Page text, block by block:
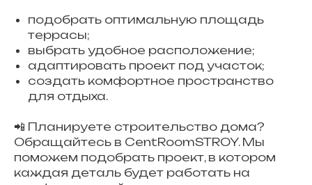
подобрать оптимальную площадь
террасы;
выбрать удобное расположение;
адаптировать проект под участок;
создать комфортное пространство
для отдыха.
📲 Планируете строительство дома?
Обращайтесь в CentRoomSTROY. Мы
поможем подобрать проект, в котором
каждая деталь будет работать на